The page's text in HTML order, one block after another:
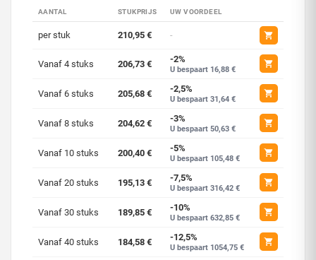
AANTAL STUKPRIJS UW VOORDEEL
per stuk 210,95 € -
Vanaf 4 stuks 206,73 € -2%
U bespaart 16,88 €
Vanaf 6 stuks 205,68 € -2,5%
U bespaart 31,64 €
Vanaf 8 stuks 204,62 € -3%
U bespaart 50,63 €
Vanaf 10 stuks 200,40 € -5%
U bespaart 105,48 €
Vanaf 20 stuks 195,13 € -7,5%
U bespaart 316,42 €
Vanaf 30 stuks 189,85 € -10%
U bespaart 632,85 €
Vanaf 40 stuks 184,58 € -12,5%
U bespaart 1054,75 €